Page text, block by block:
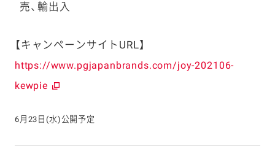
売、輸出入
【キャンペーンサイトURL】
https://www.pgjapanbrands.com/joy-202106-
kewpie
6月23日(水)公開予定